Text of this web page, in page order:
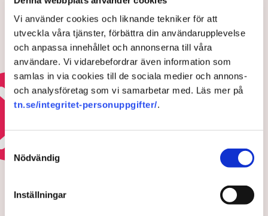
Vi använder cookies och liknande tekniker för att
utveckla våra tjänster, förbättra din användarupplevelse
och anpassa innehållet och annonserna till våra
användare. Vi vidarebefordrar även information som
samlas in via cookies till de sociala medier och annons-
och analysföretag som vi samarbetar med. Läs mer på
tn.se/integritet-personuppgifter/.
Samtyckesval
Nödvändig
Inställningar
Värme och torka pressar Europas
kärnkraft
HOTEN MOT ÄGANDERÄTTEN
Polisens svar efter sabotagen i
Grimsås: ”Flera har gripits